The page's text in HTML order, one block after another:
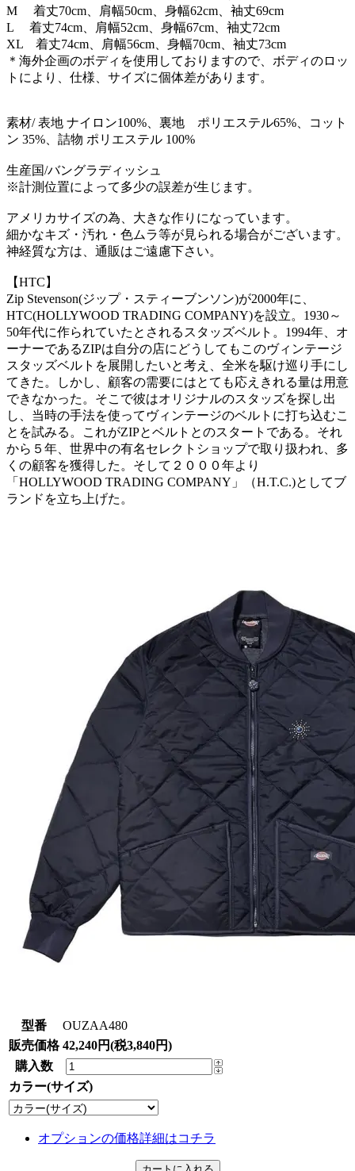
M 着丈70cm、肩幅50cm、身幅62cm、袖丈69cm
L 着丈74cm、肩幅52cm、身幅67cm、袖丈72cm
XL 着丈74cm、肩幅56cm、身幅70cm、袖丈73cm
＊海外企画のボディを使用しておりますので、ボディのロッ
トにより、仕様、サイズに個体差があります。
素材/ 表地 ナイロン100%、裏地 ポリエステル65%、コット
ン 35%、詰物 ポリエステル 100%
生産国/バングラディッシュ
※計測位置によって多少の誤差が生じます。
アメリカサイズの為、大きな作りになっています。
細かなキズ・汚れ・色ムラ等が見られる場合がございます。
神経質な方は、通販はご遠慮下さい。
【HTC】
Zip Stevenson(ジップ・スティーブンソン)が2000年に、
HTC(HOLLYWOOD TRADING COMPANY)を設立。1930～
50年代に作られていたとされるスタッズベルト。1994年、オ
ーナーであるZIPは自分の店にどうしてもこのヴィンテージ
スタッズベルトを展開したいと考え、全米を駆け巡り手にし
てきた。しかし、顧客の需要にはとても応えきれる量は用意
できなかった。そこで彼はオリジナルのスタッズを探し出
し、当時の手法を使ってヴィンテージのベルトに打ち込むこ
とを試みる。これがZIPとベルトとのスタートである。それ
から５年、世界中の有名セレクトショップで取り扱われ、多
くの顧客を獲得した。そして２０００年より
「HOLLYWOOD TRADING COMPANY」（H.T.C.)としてブ
ランドを立ち上げた。
型番
OUZAA480
販売価格 42,240円(税3,840円)
購入数
カラー(サイズ)
オプションの価格詳細はコチラ